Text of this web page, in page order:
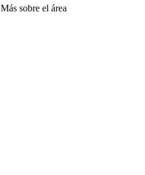
Más sobre el área